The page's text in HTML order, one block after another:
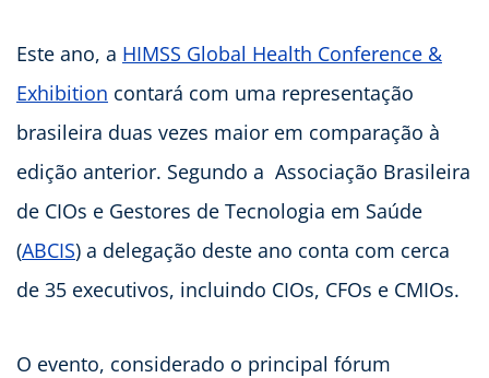
Este ano, a HIMSS Global Health Conference &
Exhibition contará com uma representação
brasileira duas vezes maior em comparação à
edição anterior. Segundo a Associação Brasileira
de CIOs e Gestores de Tecnologia em Saúde
(ABCIS) a delegação deste ano conta com cerca
de 35 executivos, incluindo CIOs, CFOs e CMIOs.
O evento, considerado o principal fórum